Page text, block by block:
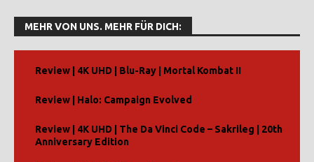
MEHR VON UNS. MEHR FÜR DICH:
Review | 4K UHD | Blu-Ray | Mortal Kombat II
Review | Halo: Campaign Evolved
Review | 4K UHD | The Da Vinci Code – Sakrileg | 20th
Anniversary Edition